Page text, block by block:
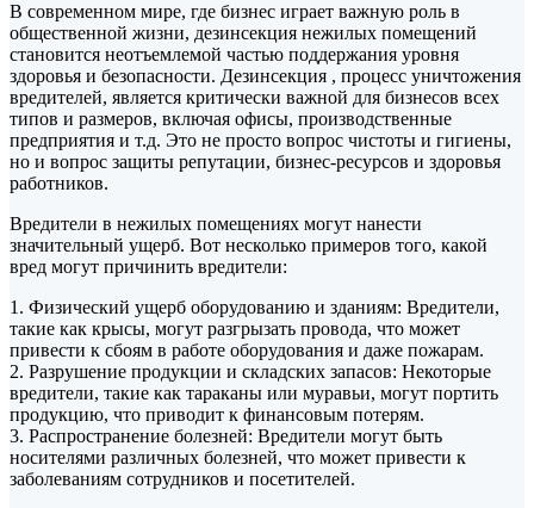
В современном мире, где бизнес играет важную роль в
общественной жизни, дезинсекция нежилых помещений
становится неотъемлемой частью поддержания уровня
здоровья и безопасности. Дезинсекция , процесс уничтожения
вредителей, является критически важной для бизнесов всех
типов и размеров, включая офисы, производственные
предприятия и т.д. Это не просто вопрос чистоты и гигиены,
но и вопрос защиты репутации, бизнес-ресурсов и здоровья
работников.
Вредители в нежилых помещениях могут нанести
значительный ущерб. Вот несколько примеров того, какой
вред могут причинить вредители:
1. Физический ущерб оборудованию и зданиям: Вредители,
такие как крысы, могут разгрызать провода, что может
привести к сбоям в работе оборудования и даже пожарам.
2. Разрушение продукции и складских запасов: Некоторые
вредители, такие как тараканы или муравьи, могут портить
продукцию, что приводит к финансовым потерям.
3. Распространение болезней: Вредители могут быть
носителями различных болезней, что может привести к
заболеваниям сотрудников и посетителей.